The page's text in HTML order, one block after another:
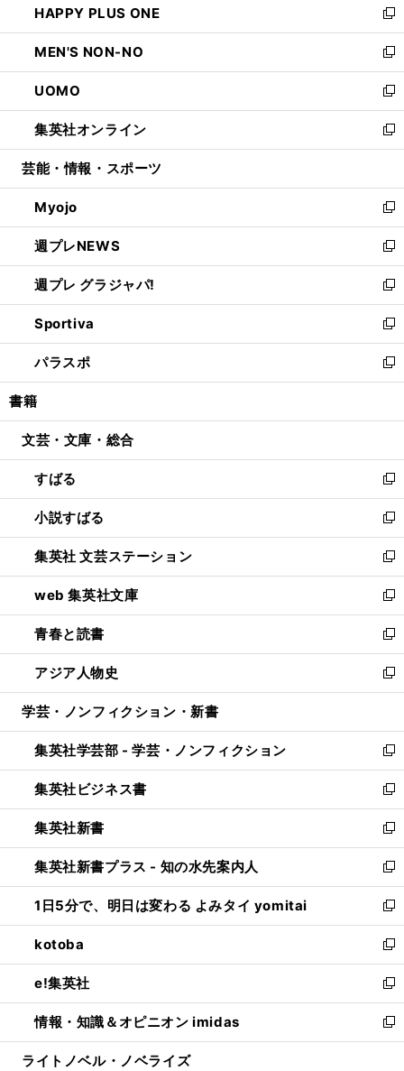
く
で
開
く
ド
ウ
で
開
く
ィ
ン
ド
ウ
で
開
く
い
ウ
ィ
ン
ド
ウ
で
開
HAPPY PLUS ONE
新
し
い
ウ
ィ
ン
ド
ウ
開
く
MEN'S NON-NO
新
し
い
ウ
ィ
ン
ウ
で
開
く
UOMO
新
し
い
ウ
ン
ド
ウ
で
開
く
集英社オンライン
新
し
ウ
ィ
ン
ド
ウ
で
開
く
芸能・情報・スポーツ
Myojo
新
し
い
ウ
ィ
ン
ド
ウ
で
開
週プレNEWS
新
し
い
ウ
ィ
ン
ド
ウ
開
週プレ グラジャパ!
新
し
い
ウ
ィ
ン
ウ
開
く
Sportiva
新
し
い
ウ
ン
ウ
で
開
く
パラスポ
新
し
ウ
ン
ド
ウ
で
開
く
書籍
文芸・文庫・総合
すばる
新
し
い
ウ
ィ
ン
ド
ウ
で
開
く
小説すばる
新
し
い
ウ
ィ
ン
ド
ウ
で
開
集英社 文芸ステーション
新
し
い
ウ
ィ
ン
ド
ウ
開
く
web 集英社文庫
新
し
い
ウ
ィ
ン
ウ
で
開
く
青春と読書
新
し
い
ウ
ン
ド
ウ
で
開
く
アジア人物史
新
し
ウ
ィ
ン
ド
ウ
で
開
く
学芸・ノンフィクション・新書
集英社学芸部 - 学芸・ノンフィクション
新
し
い
ウ
ィ
ン
ド
ウ
で
開
く
集英社ビジネス書
新
し
い
ウ
ィ
ン
ド
ウ
で
開
く
集英社新書
新
し
い
ウ
ィ
ン
ド
ウ
で
開
く
集英社新書プラス - 知の水先案内人
新
し
い
ウ
ィ
ン
ド
ウ
で
開
1日5分で、明日は変わる よみタイ yomitai
新
し
い
ウ
ィ
ン
ド
ウ
kotoba
新
し
い
ウ
ィ
ン
e!集英社
新
し
い
ウ
情報・知識＆オピニオン imidas
新
し
ライトノベル・ノベライズ